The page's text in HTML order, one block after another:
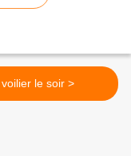
voilier le soir >